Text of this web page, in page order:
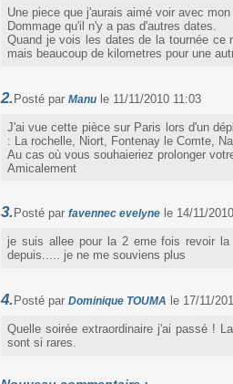
Une piece que j'aurais aimé voir avec
Dommage qu'il n'y a pas d'autres dates.
Quand je vois les dates de la tournée ce
mais beaucoup de kilometres pour une
2.Posté par Manu le 11/11/2010 11:03
J'ai vue cette pièce sur Paris lors d'un
: La rochelle, Niort, Fontenay le Comte,
Au cas où vous souhaieriez prolonger
Amicalement
3. Posté par favennec evelyne le 14/11/
je suis allee pour la 2 eme fois revoir
depuis..... je ne me souviens plus
4. Posté par Dominique TOUMA le 17/11/
Quelle soirée extraordinaire j'ai passé !
sont si rares.